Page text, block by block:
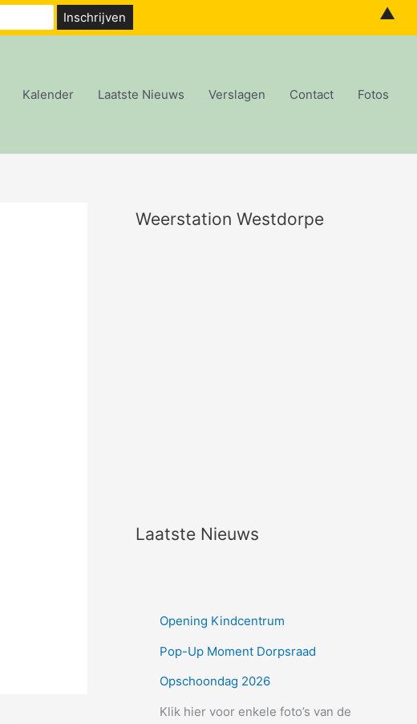
Kalender Laatste Nieuws Verslagen Contact Fotos
Weerstation Westdorpe
Laatste Nieuws
Opening Kindcentrum
Pop-Up Moment Dorpsraad
Opschoondag 2026
Klik hier voor enkele foto’s van de
▲